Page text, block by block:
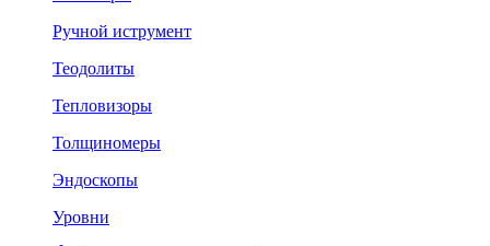
Ручной иструмент
Теодолиты
Тепловизоры
Толщиномеры
Эндоскопы
Уровни